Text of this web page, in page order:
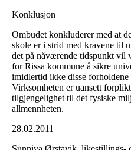
Konklusjon
Ombudet konkluderer med at
skole er i strid med kravene til
det på nåværende tidspunkt vil
for Rissa kommune å sikre
imidlertid ikke disse
Virksomheten er uansett
tilgjengelighet til det fysiske
allmennheten.
28.02.2011